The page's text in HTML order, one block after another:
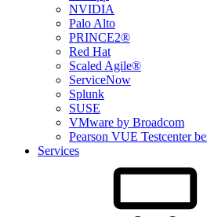
NVIDIA
Palo Alto
PRINCE2®
Red Hat
Scaled Agile®
ServiceNow
Splunk
SUSE
VMware by Broadcom
Pearson VUE Testcenter
Services